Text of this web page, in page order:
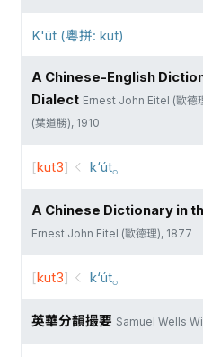
K'ūt (粵拼: kut)
A Chinese-English
Dialect Ernest John Eitel (歐
(葉道勝), 1910
[kut3] k‘út⸰
A Chinese Dictionary in
Ernest John Eitel (歐德理), 1877
[kut3] k‘út⸰
英華分韻撮要 Samuel Wells